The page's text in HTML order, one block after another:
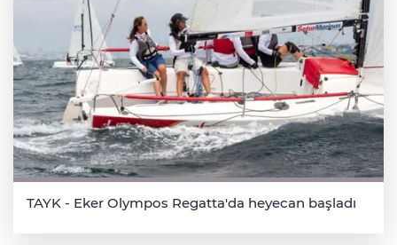
TAYK - Eker Olympos Regatta'da heyecan başladı